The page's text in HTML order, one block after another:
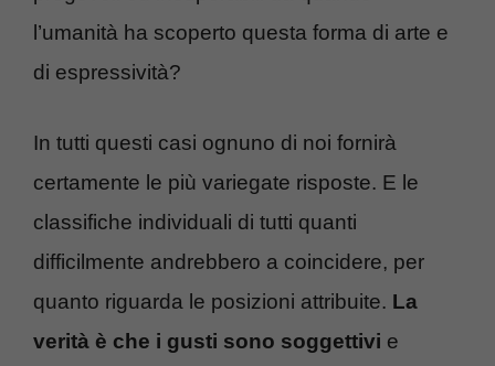
l’umanità ha scoperto questa forma di arte e
di espressività?
In tutti questi casi ognuno di noi fornirà
certamente le più variegate risposte. E le
classifiche individuali di tutti quanti
difficilmente andrebbero a coincidere, per
quanto riguarda le posizioni attribuite. La
verità è che i gusti sono soggettivi e